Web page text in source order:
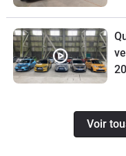
Voir